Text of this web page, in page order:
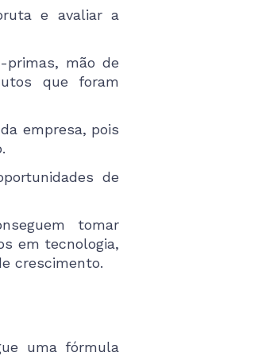
e avaliar a
primas, mão de
que foram
empresa, pois
de
tomar
em tecnologia,
crescimento.
uma fórmula